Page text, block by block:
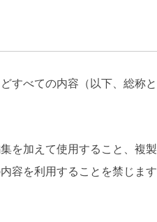
すべての内容（以下、総称
を加えて使用すること、複
容を利用することを禁じます